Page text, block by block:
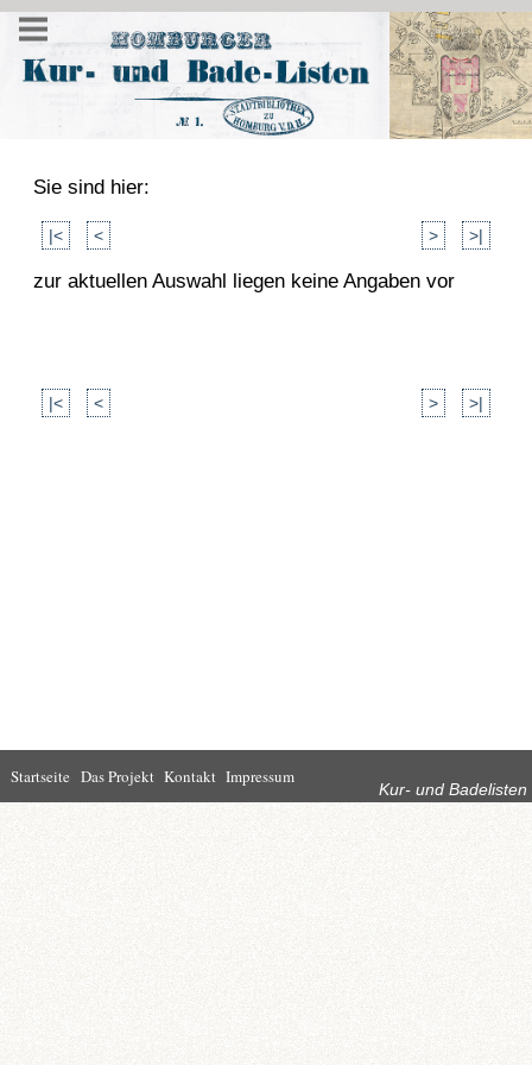
Sie sind hier:
|< < > >|
zur aktuellen Auswahl liegen keine Angaben vor
|< < > >|
Startseite
Leben in Bad
Homburg
Rathaus
Kultur Wirtschaft
Kur und
Tourismus
Kur- und Badelisten
Startseite Das Projekt Kontakt Impressum